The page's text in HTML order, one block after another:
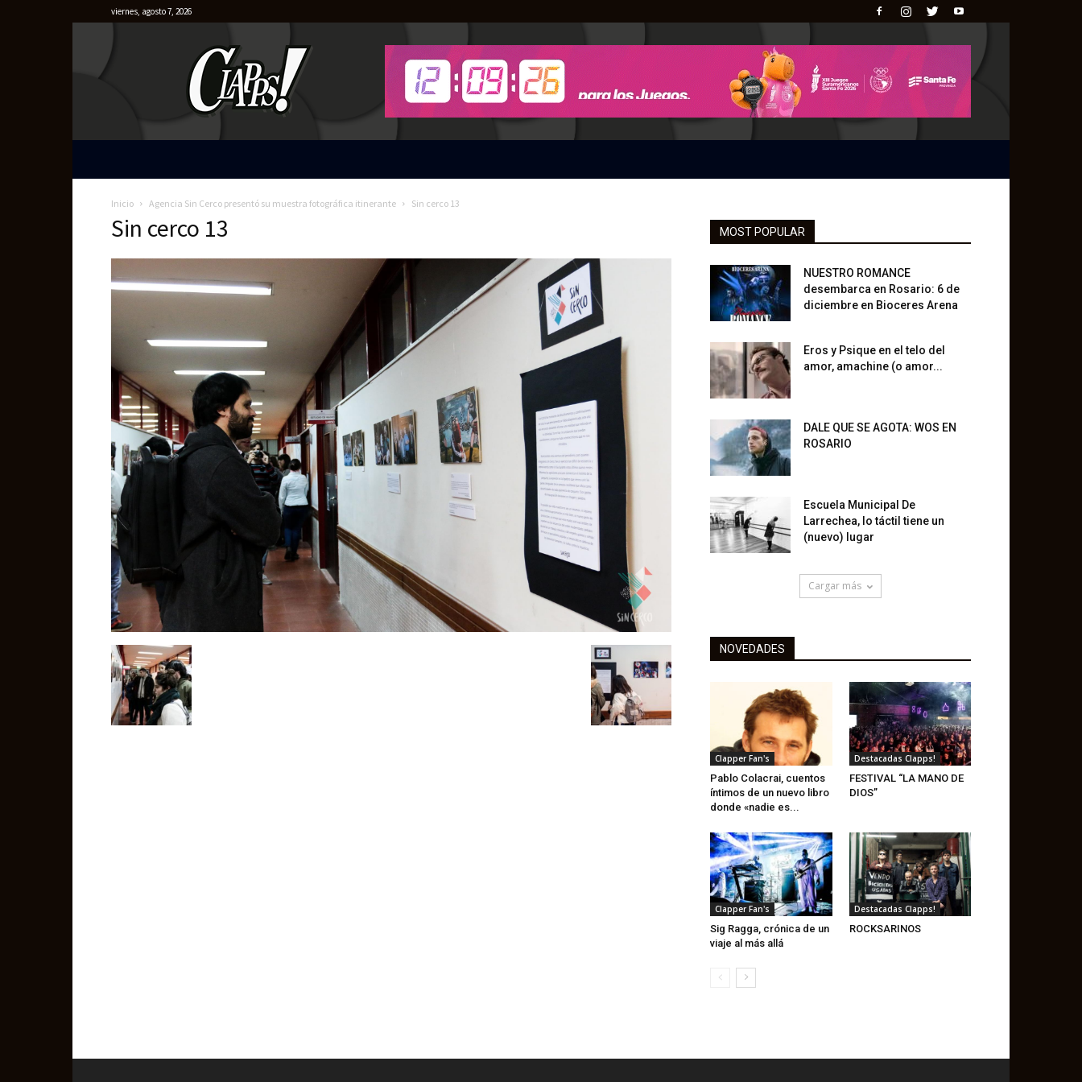
viernes, agosto 7, 2026
Inicio Agencia Sin Cerco presentó su muestra fotográfica itinerante Sin cerco 13
Sin cerco 13 MOST POPULAR
NUESTRO ROMANCE
desembarca en Rosario: 6 de
diciembre en Bioceres Arena
Eros y Psique en el telo del
amor, amachine (o amor...
DALE QUE SE AGOTA: WOS EN
ROSARIO
Escuela Municipal De
Larrechea, lo táctil tiene un
(nuevo) lugar
Cargar más
NOVEDADES
Clapper Fan's
Pablo Colacrai, cuentos
íntimos de un nuevo libro
donde «nadie es...
Destacadas Clapps!
FESTIVAL “LA MANO DE
DIOS”
Clapper Fan's
Sig Ragga, crónica de un
viaje al más allá
Destacadas Clapps!
ROCKSARINOS